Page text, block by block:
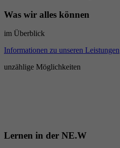
Was wir alles können
im Überblick
Informationen zu unseren Leistungen
unzählige Möglichkeiten
Lernen in der NE.W